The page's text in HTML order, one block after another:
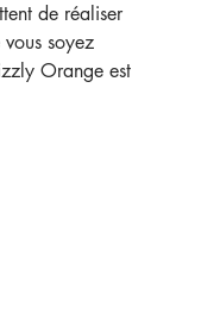
de réaliser
soyez
Orange est